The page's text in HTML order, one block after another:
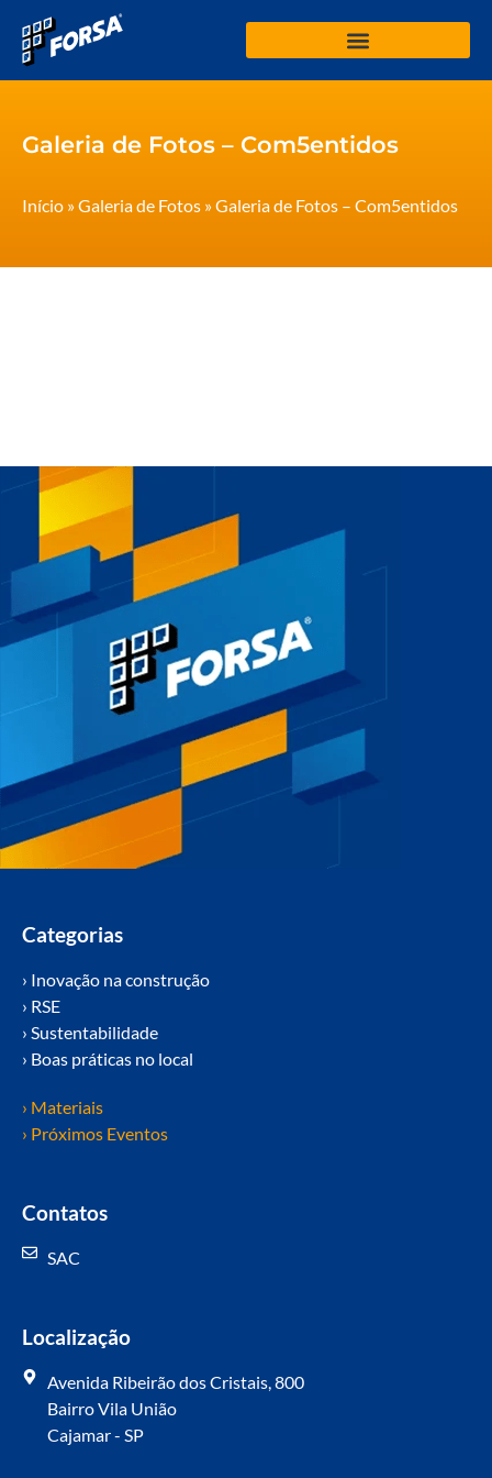
Galeria de Fotos – Com5entidos
Início »Galeria de Fotos »Galeria de Fotos – Com5entidos
Categorias
› Inovação na construção
› RSE
› Sustentabilidade
› Boas práticas no local
› Materiais
› Próximos Eventos
Contatos
SAC
Localização
Avenida Ribeirão dos Cristais, 800
Bairro Vila União
Cajamar - SP